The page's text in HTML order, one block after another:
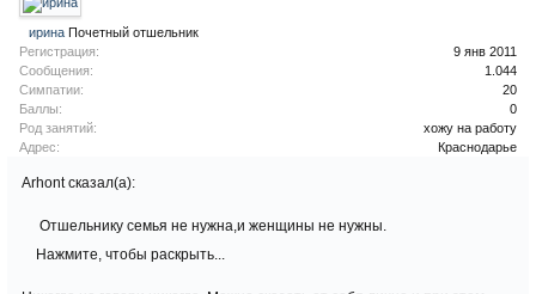
ирина Почетный отшельник
Регистрация:
9 янв 2011
Сообщения:
1.044
Симпатии:
20
Баллы:
0
Род занятий:
хожу на работу
Адрес:
Краснодарье
Arhont сказал(а):
Отшельнику семья не нужна,и женщины не нужны.
Нажмите, чтобы раскрыть...